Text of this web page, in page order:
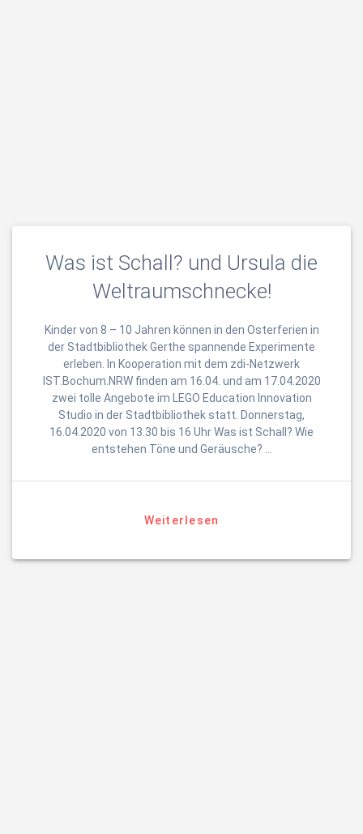
Was ist Schall? und Ursula die
Weltraumschnecke!
Kinder von 8 – 10 Jahren können in den Osterferien in
der Stadtbibliothek Gerthe spannende Experimente
erleben. In Kooperation mit dem zdi-Netzwerk
IST.Bochum.NRW finden am 16.04. und am 17.04.2020
zwei tolle Angebote im LEGO Education Innovation
Studio in der Stadtbibliothek statt. Donnerstag,
16.04.2020 von 13.30 bis 16 Uhr Was ist Schall? Wie
entstehen Töne und Geräusche? …
Weiterlesen